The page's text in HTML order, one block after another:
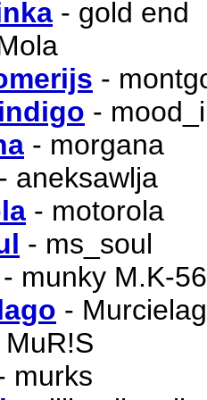
- gold end
-
-
- morgana
- aneksawlja
- motorola
- ms_soul
- munky M.K-
-
MuR!S
murks